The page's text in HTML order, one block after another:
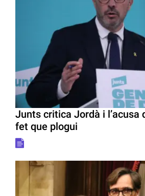
Junts critica Jordà i l’acusa
fet que plogui